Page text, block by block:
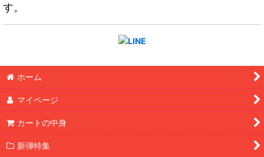
す。
ホーム
マイページ
カートの中身
新弾特集